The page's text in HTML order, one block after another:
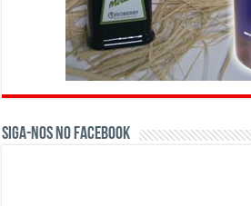
Siga-nos no Facebook